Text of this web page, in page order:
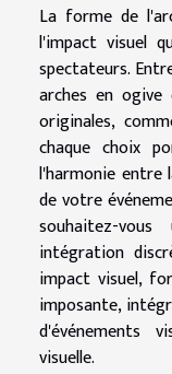
La forme de
l'impact visuel
spectateurs.
arches en
originales,
chaque choix
l'harmonie entre
de votre
souhaitez-
intégration
impact visuel,
imposante,
d'événements
visuelle.